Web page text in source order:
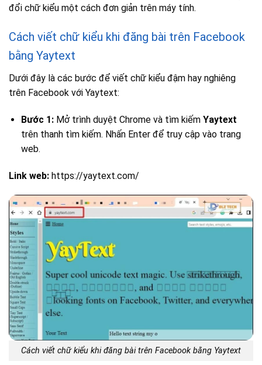
đổi chữ kiểu một cách đơn giản trên máy tính.
Cách viết chữ kiểu khi đăng bài trên Facebook
bằng Yaytext
Dưới đây là các bước để viết chữ kiểu đậm hay nghiêng
trên Facebook với Yaytext:
Bước 1:Mở trình duyệt Chrome và tìm kiếm Yaytext
trên thanh tìm kiếm. Nhấn Enter để truy cập vào trang
web.
Link web: https://yaytext.com/
Cách viết chữ kiểu khi đăng bài trên Facebook bằng Yaytext